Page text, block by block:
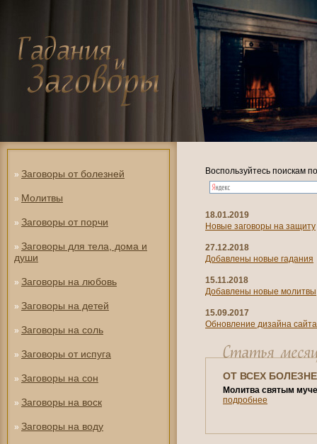
» Заговоры от болезней
» Молитвы
» Заговоры от порчи
» Заговоры для тела, дома и
души
» Заговоры на любовь
» Заговоры на детей
» Заговоры на соль
» Заговоры от испуга
» Заговоры на сон
» Заговоры на воск
» Заговоры на воду
Воспользуйтесь поискам
18.01.2019
Новые заговоры на защиту
27.12.2018
Добавлены новые гадания
15.11.2018
Добавлены новые молитвы
15.09.2017
Обновление дизайна сайта
ОТ ВСЕХ
Молитва святым
подробнее